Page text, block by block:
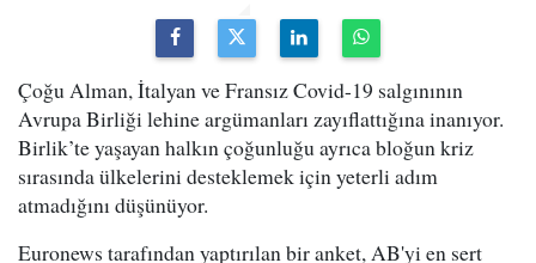
Çoğu Alman, İtalyan ve Fransız Covid-19 salgınının
Avrupa Birliği lehine argümanları zayıflattığına inanıyor.
Birlik’te yaşayan halkın çoğunluğu ayrıca bloğun kriz
sırasında ülkelerini desteklemek için yeterli adım
atmadığını düşünüyor.
Euronews tarafından yaptırılan bir anket, AB'yi en sert